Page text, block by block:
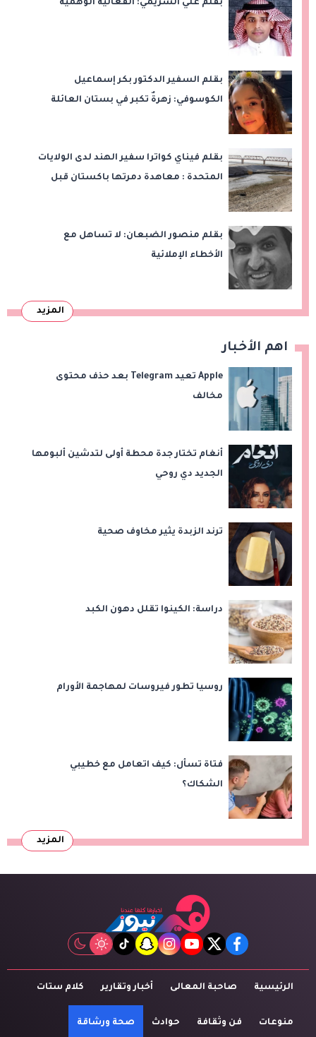
بقلم علي الشريمي: الفعالية الوهمية
بقلم السفير الدكتور بكر إسماعيل
الكوسوفي: زهرةٌ تكبر في بستان العائلة
بقلم فيناي كواترا سفير الهند لدى الولايات
المتحدة : معاهدة دمرتها باكستان قبل
بقلم منصور الضبعان: لا تساهل مع
الأخطاء الإملائية
المزيد
اهم الأخبار
Apple تعيد Telegram بعد حذف محتوى
مخالف
أنغام تختار جدة محطة أولى لتدشين ألبومها
الجديد دي روحي
ترند الزبدة يثير مخاوف صحية
دراسة: الكينوا تقلل دهون الكبد
روسيا تطور فيروسات لمهاجمة الأورام
فتاة تسأل: كيف اتعامل مع خطيبي
الشكاك؟
المزيد
facebook
twitter
youtube
instagram
snapchat
tiktok
الرئيسية صاحبة المعالى أخبار وتقارير كلام ستات
منوعات فن وثقافة حوادث صحة ورشاقة